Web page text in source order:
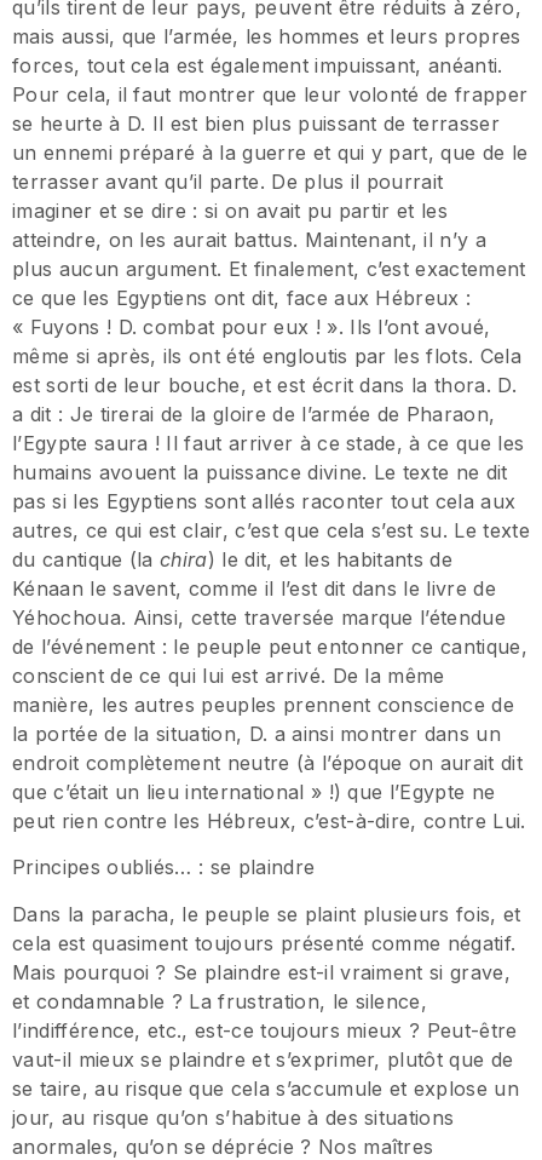
qu’ils tirent de leur pays, peuvent être réduits à zéro,
mais aussi, que l’armée, les hommes et leurs propres
forces, tout cela est également impuissant, anéanti.
Pour cela, il faut montrer que leur volonté de frapper
se heurte à D. Il est bien plus puissant de terrasser
un ennemi préparé à la guerre et qui y part, que de le
terrasser avant qu’il parte. De plus il pourrait
imaginer et se dire : si on avait pu partir et les
atteindre, on les aurait battus. Maintenant, il n’y a
plus aucun argument. Et finalement, c’est exactement
ce que les Egyptiens ont dit, face aux Hébreux :
« Fuyons ! D. combat pour eux ! ». Ils l’ont avoué,
même si après, ils ont été engloutis par les flots. Cela
est sorti de leur bouche, et est écrit dans la thora. D.
a dit : Je tirerai de la gloire de l’armée de Pharaon,
l’Egypte saura ! Il faut arriver à ce stade, à ce que les
humains avouent la puissance divine. Le texte ne dit
pas si les Egyptiens sont allés raconter tout cela aux
autres, ce qui est clair, c’est que cela s’est su. Le texte
du cantique (lachira) le dit, et les habitants de
Kénaan le savent, comme il l’est dit dans le livre de
Yéhochoua. Ainsi, cette traversée marque l’étendue
de l’événement : le peuple peut entonner ce cantique,
conscient de ce qui lui est arrivé. De la même
manière, les autres peuples prennent conscience de
la portée de la situation, D. a ainsi montrer dans un
endroit complètement neutre (à l’époque on aurait dit
que c’était un lieu international » !) que l’Egypte ne
peut rien contre les Hébreux, c’est-à-dire, contre Lui.
Principes oubliés… : se plaindre
Dans la paracha, le peuple se plaint plusieurs fois, et
cela est quasiment toujours présenté comme négatif.
Mais pourquoi ? Se plaindre est-il vraiment si grave,
et condamnable ? La frustration, le silence,
l’indifférence, etc., est-ce toujours mieux ? Peut-être
vaut-il mieux se plaindre et s’exprimer, plutôt que de
se taire, au risque que cela s’accumule et explose un
jour, au risque qu’on s’habitue à des situations
anormales, qu’on se déprécie ? Nos maîtres